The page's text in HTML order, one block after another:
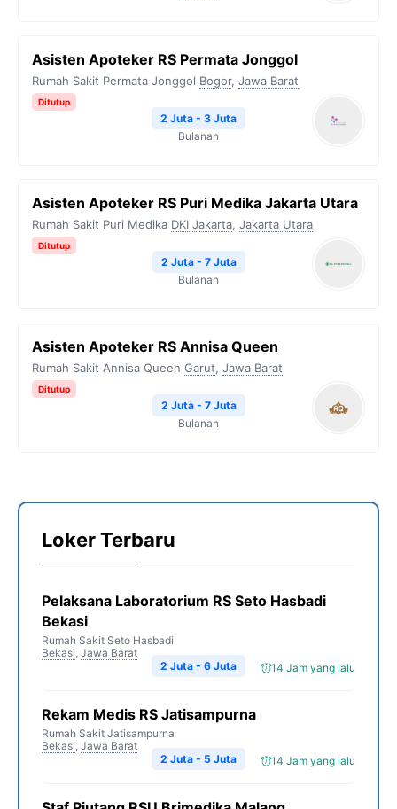
Asisten Apoteker RS Permata Jonggol
Rumah Sakit Permata Jonggol Bogor, Jawa Barat
Ditutup
2 Juta - 3 Juta
Bulanan
Asisten Apoteker RS Puri Medika Jakarta Utara
Rumah Sakit Puri Medika DKI Jakarta, Jakarta Utara
Ditutup
2 Juta - 7 Juta
Bulanan
Asisten Apoteker RS Annisa Queen
Rumah Sakit Annisa Queen Garut, Jawa Barat
Ditutup
2 Juta - 7 Juta
Bulanan
Loker Terbaru
Pelaksana Laboratorium RS Seto Hasbadi
Bekasi
Rumah Sakit Seto Hasbadi
Bekasi, Jawa Barat
14 Jam yang lalu
2 Juta - 6 Juta
Rekam Medis RS Jatisampurna
Rumah Sakit Jatisampurna
Bekasi, Jawa Barat
14 Jam yang lalu
2 Juta - 5 Juta